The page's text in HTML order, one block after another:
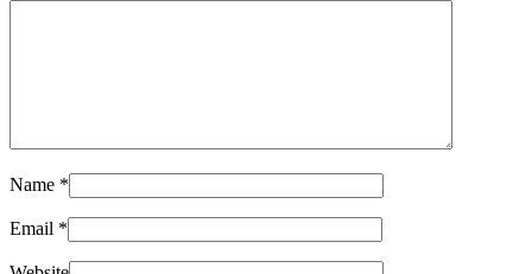
Name *
Email *